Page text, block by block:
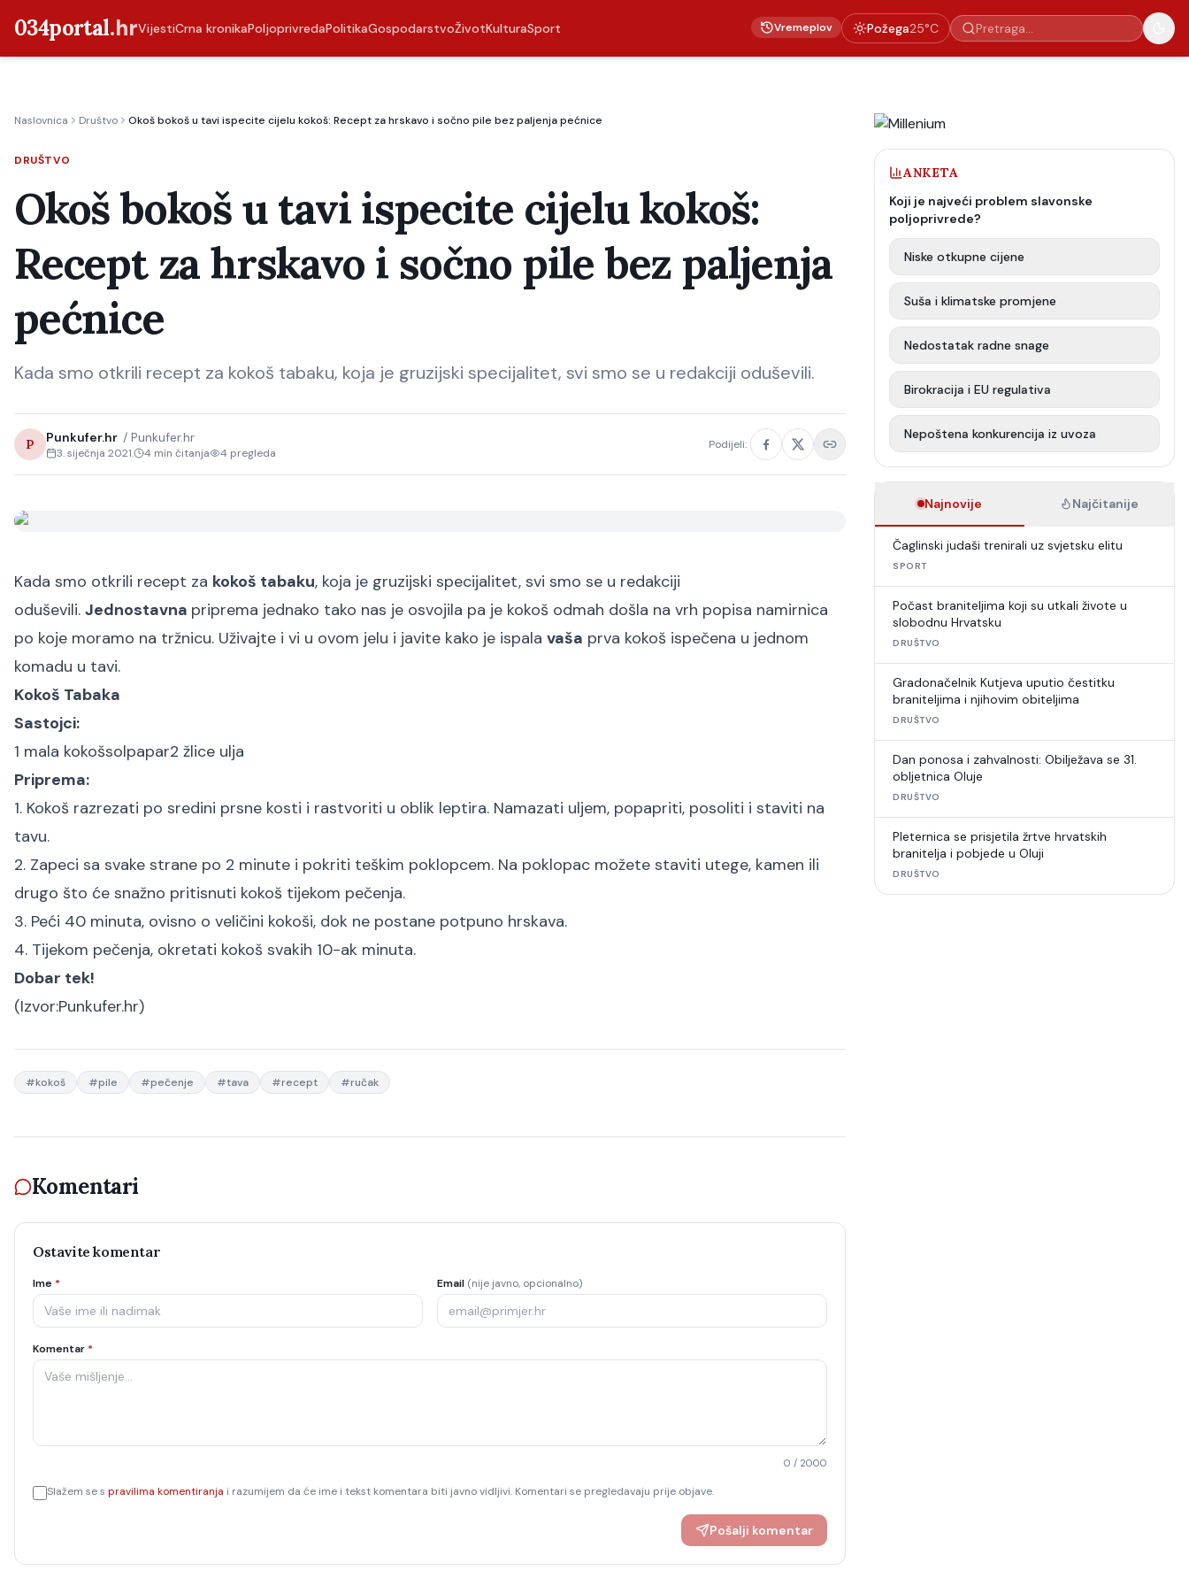
034portal.hrVijestiCrna kronikaPoljoprivredaPolitikaGospodarstvoŽivotKulturaSport Vremeplov Požega25°C
Naslovnica Društvo Okoš bokoš u tavi ispecite cijelu kokoš: Recept za hrskavo i sočno pile bez paljenja pećnice
DRUŠTVO
Okoš bokoš u tavi ispecite cijelu kokoš:
Recept za hrskavo i sočno pile bez paljenja
pećnice
Kada smo otkrili recept za kokoš tabaku, koja je gruzijski specijalitet, svi smo se u redakciji oduševili.
P Punkufer.hr / Punkufer.hr
3. siječnja 2021. 4 min čitanja 4 pregleda
Podijeli:
Kada smo otkrili recept za kokoš tabaku, koja je gruzijski specijalitet, svi smo se u redakciji
oduševili. Jednostavna priprema jednako tako nas je osvojila pa je kokoš odmah došla na vrh popisa namirnica
po koje moramo na tržnicu. Uživajte i vi u ovom jelu i javite kako je ispala vaša prva kokoš ispečena u jednom
komadu u tavi.
Kokoš Tabaka
Sastojci:
1 mala kokošsolpapar2 žlice ulja
Priprema:
1. Kokoš razrezati po sredini prsne kosti i rastvoriti u oblik leptira. Namazati uljem, popapriti, posoliti i staviti na
tavu.
2. Zapeci sa svake strane po 2 minute i pokriti teškim poklopcem. Na poklopac možete staviti utege, kamen ili
drugo što će snažno pritisnuti kokoš tijekom pečenja.
3. Peći 40 minuta, ovisno o veličini kokoši, dok ne postane potpuno hrskava.
4. Tijekom pečenja, okretati kokoš svakih 10-ak minuta.
Dobar tek!
(Izvor:Punkufer.hr)
#kokoš #pile #pečenje #tava #recept #ručak
Komentari
Ostavite komentar
Ime * Email (nije javno, opcionalno)
Komentar *
0 / 2000
Slažem se s pravilima komentiranja i razumijem da će ime i tekst komentara biti javno vidljivi. Komentari se pregledavaju prije objave.
Pošalji komentar
ANKETA
Koji je najveći problem slavonske
poljoprivrede?
Niske otkupne cijene
Suša i klimatske promjene
Nedostatak radne snage
Birokracija i EU regulativa
Nepoštena konkurencija iz uvoza
Najnovije Najčitanije
Čaglinski judaši trenirali uz svjetsku elitu
SPORT
Počast braniteljima koji su utkali živote u
slobodnu Hrvatsku
DRUŠTVO
Gradonačelnik Kutjeva uputio čestitku
braniteljima i njihovim obiteljima
DRUŠTVO
Dan ponosa i zahvalnosti: Obilježava se 31.
obljetnica Oluje
DRUŠTVO
Pleternica se prisjetila žrtve hrvatskih
branitelja i pobjede u Oluji
DRUŠTVO